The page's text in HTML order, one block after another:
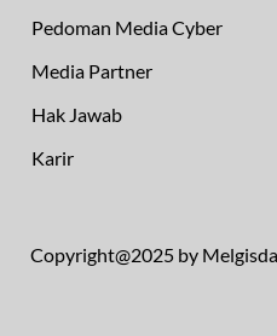
Pedoman Media Cyber
Media Partner
Hak Jawab
Karir
Copyright@2025 by